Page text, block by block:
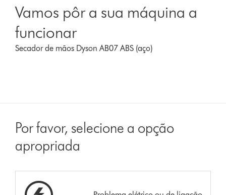
Vamos pôr a sua máquina a
funcionar
Secador de mãos Dyson AB07 ABS (aço)
Por favor, selecione a opção
apropriada